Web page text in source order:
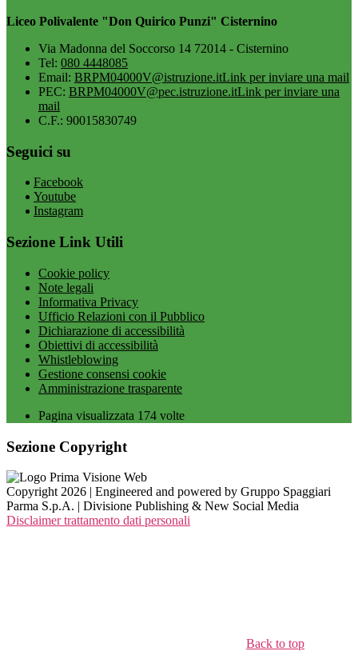
Liceo Polivalente "Don Quirico Punzi" Cisternino
Via Madonna del Soccorso 14 72014 - Cisternino
Tel: 080 4448085
Email: BRPM04000V@istruzione.itLink per inviare una mail
PEC: BRPM04000V@pec.istruzione.itLink per inviare una
mail
C.F.: 90015830749
Seguici su
Facebook
Youtube
Instagram
Sezione Link Utili
Cookie policy
Note legali
Informativa Privacy
Ufficio Relazioni con il Pubblico
Dichiarazione di accessibilità
Obiettivi di accessibilità
Whistleblowing
Gestione consensi cookie
Amministrazione trasparente
Pagina visualizzata 174 volte
Sezione Copyright
Copyright 2026 | Engineered and powered by Gruppo Spaggiari
Parma S.p.A. | Divisione Publishing & New Social Media
Disclaimer trattamento dati personali
Back to top